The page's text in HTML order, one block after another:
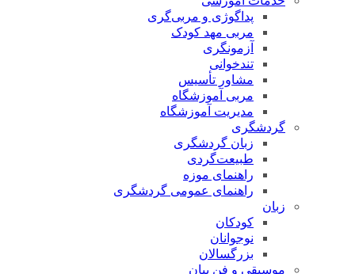
پداگوژی و مربی‌گری
مربی مهد کودک
آزمونگری
تندخوانی
مشاور تأسیس
مربی آموزشگاه
مدیریت آموزشگاه
گردشگری
زبان گردشگری
طبیعت‌گردی
راهنمای موزه
راهنمای عمومی گردشگری
زبان
کودکان
نوجوانان
بزرگسالان
موسیقی و فن بیان